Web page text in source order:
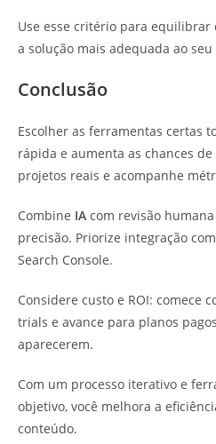
Use esse critério para
a solução mais adequada ao
Conclusão
Escolher as ferramentas certas
rápida e aumenta as chances
projetos reais e acompanhe
Combine IA com revisão
precisão. Priorize integração
Search Console.
Considere custo e ROI: comece
trials e avance para planos
aparecerem.
Com um processo iterativo e
objetivo, você melhora a
conteúdo.